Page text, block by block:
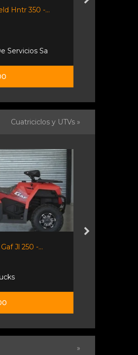
Hntr 350 -...
Servicios Sa
Cuatriciclos y UTVs »
Jl 250 -...
»